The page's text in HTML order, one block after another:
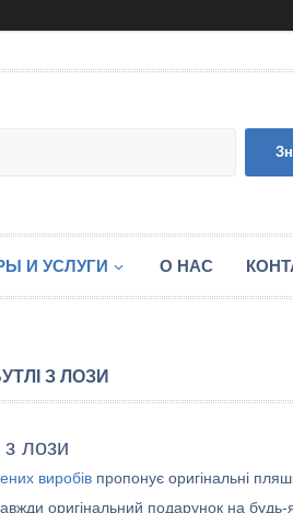
И УСЛУГИ О НАС
З ЛОЗИ
лози
виробів пропонує оригінальні
оригінальний подарунок на будь-